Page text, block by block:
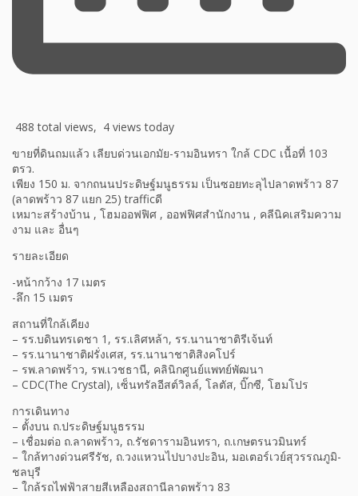
488 total views, 4 views today
ขายที่ดินถมแล้ว เลียบด่วนเอกมัย-รามอินทรา ใกล้ CDC เนื้อที่ 103
ตรว.
เพียง 150 ม. จากถนนประดิษฐ์มนูธรรม เป็นซอยทะลุไปลาดพร้าว 87
(ลาดพร้าว 87 แยก 25) trafficดี
เหมาะสร้างบ้าน , โฮมออฟฟิศ , ออฟฟิศสำนักงาน , คลีนิคเสริมความ
งาม และ อื่นๆ
รายละเอียด
-หน้ากว้าง 17 เมตร
-ลึก 15 เมตร
สถานที่ใกล้เคียง
– รร.บดินทรเดชา 1, รร.เลิศหล้า, รร.นานาชาติรีเจ้นท์
– รร.นานาชาติฝรั่งเศส, รร.นานาชาติสิงคโปร์
– รพ.ลาดพร้าว, รพ.เวชธานี, คลินิกศูนย์แพทย์พัฒนา
– CDC(The Crystal), เซ็นทรัลอีสต์วิลล์, โลตัส, บิ๊กซี, โฮมโปร
การเดินทาง
– ตั้งบน ถ.ประดิษฐ์มนูธรรม
– เชื่อมต่อ ถ.ลาดพร้าว, ถ.รัชดารามอินทรา, ถ.เกษตรนวมินทร์
– ใกล้ทางด่วนศรีรัช, ถ.วงแหวนไปบางปะอิน, มอเตอร์เวย์สุวรรณภูมิ-
ชลบุรี
– ใกล้รถไฟฟ้าสายสีเหลืองสถานีลาดพร้าว 83